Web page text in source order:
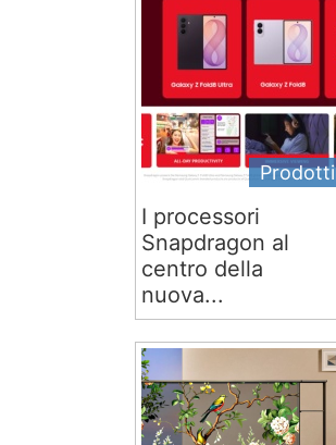
Prodotti
I processori
Snapdragon al
centro della
nuova...